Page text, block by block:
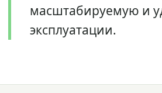
масштабируемую и
эксплуатации.